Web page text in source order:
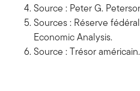
Source : Peter G.
Sources : Réserve
Economic Analysis.
Source : Trésor américain.